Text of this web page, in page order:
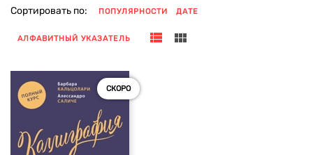
Сортировать по: ПОПУЛЯРНОСТИ ДАТЕ
АЛФАВИТНЫЙ УКАЗАТЕЛЬ
СКОРО